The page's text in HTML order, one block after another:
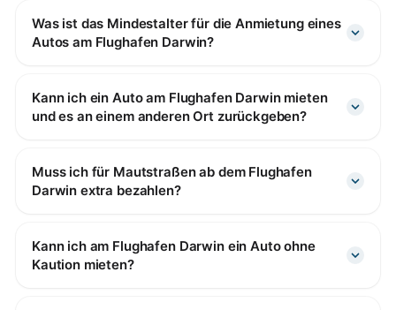
Was ist das Mindestalter für die Anmietung eines
Autos am Flughafen Darwin?
Kann ich ein Auto am Flughafen Darwin mieten
und es an einem anderen Ort zurückgeben?
Muss ich für Mautstraßen ab dem Flughafen
Darwin extra bezahlen?
Kann ich am Flughafen Darwin ein Auto ohne
Kaution mieten?